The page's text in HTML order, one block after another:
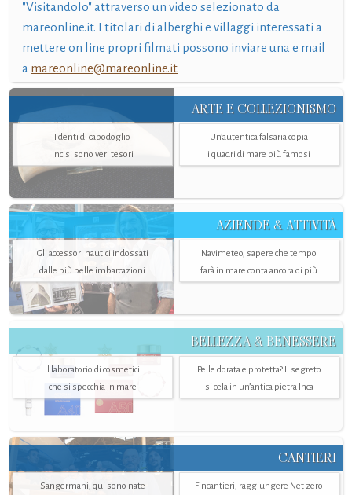
"Visitandolo" attraverso un video selezionato da
mareonline.it. I titolari di alberghi e villaggi interessati a
mettere on line propri filmati possono inviare una e mail
a mareonline@mareonline.it
ARTE E COLLEZIONISMO
I denti di capodoglio
incisi sono veri tesori
Un’autentica falsaria copia
i quadri di mare più famosi
AZIENDE & ATTIVITÀ
Gli accessori nautici indossati
dalle più belle imbarcazioni
Navimeteo, sapere che tempo
farà in mare conta ancora di più
BELLEZZA & BENESSERE
Il laboratorio di cosmetici
che si specchia in mare
Pelle dorata e protetta? Il segreto
si cela in un’antica pietra Inca
CANTIERI
Sangermani, qui sono nate
Fincantieri, raggiungere Net zero